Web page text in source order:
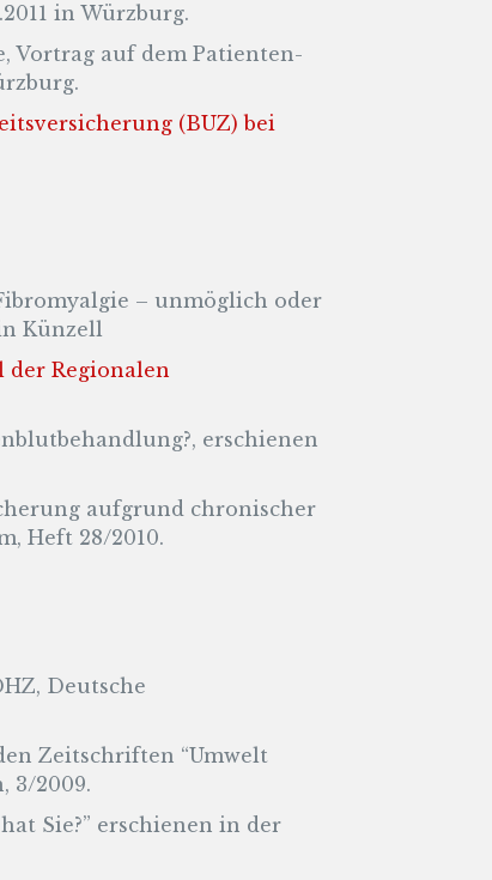
in Würzburg.
Vortrag auf dem Patienten-
(BUZ) bei
– unmöglich oder
Künzell
der Regionalen
erschienen
aufgrund chronischer
Heft 28/2010.
Deutsche
Zeitschriften “Umwelt
3/2009.
Sie?” erschienen in der